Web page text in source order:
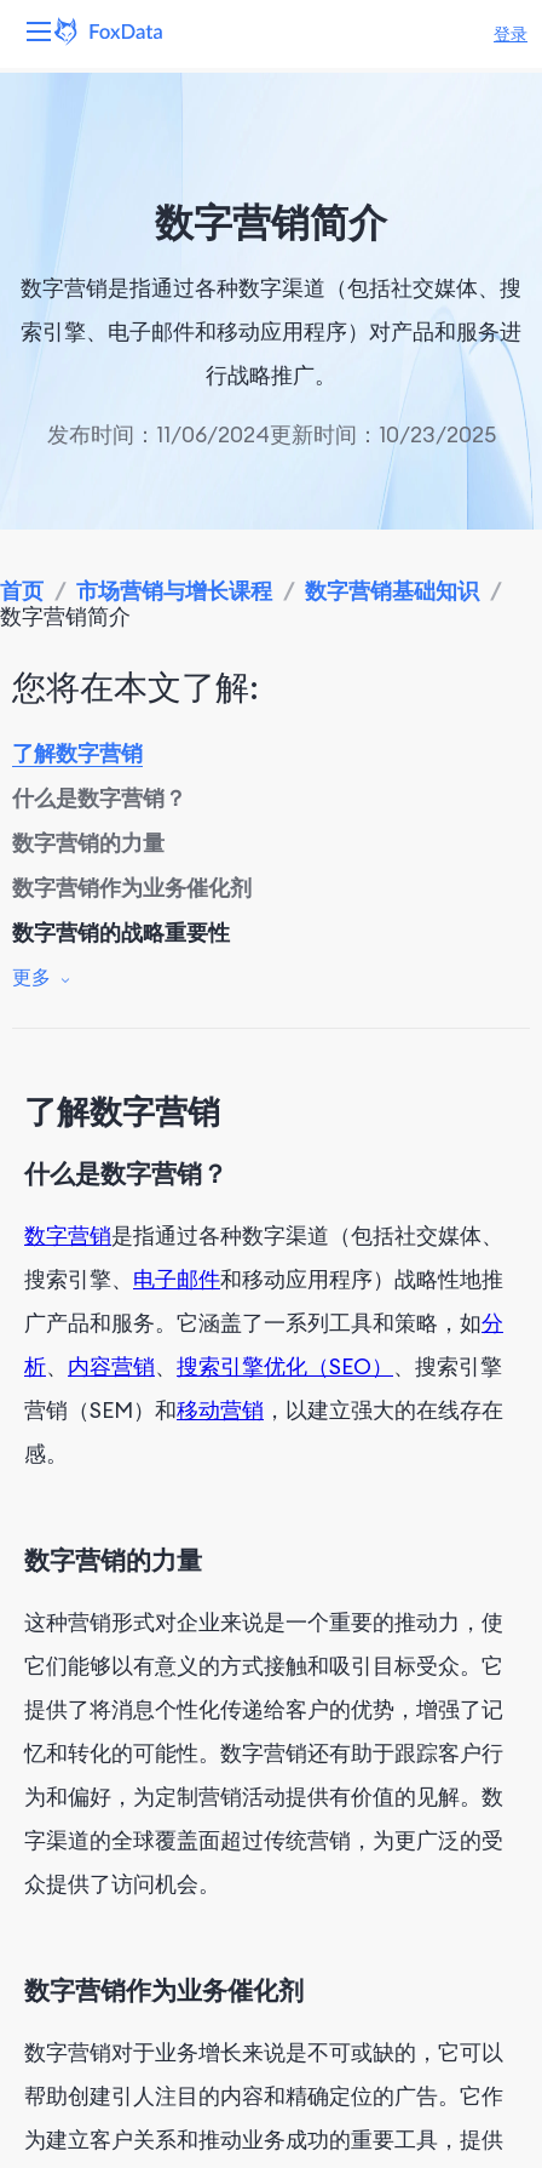
登录
解决方案
资源
数字营销简介
数字营销是指通过各种数字渠道（包括社交媒体、搜
索引擎、电子邮件和移动应用程序）对产品和服务进
行战略推广。
发布时间：11/06/2024更新时间：10/23/2025
首页 / 市场营销与增长课程 / 数字营销基础知识 /
数字营销简介
您将在本文了解:
了解数字营销
什么是数字营销？
数字营销的力量
数字营销作为业务催化剂
数字营销的战略重要性
为什么数字营销很重要
了解数字营销关键绩效指标
KPI在数字营销优化中的作用
更多
了解数字营销
什么是数字营销？
数字营销是指通过各种数字渠道（包括社交媒体、
搜索引擎、 电子邮件和移动应用程序）战略性地推
广产品和服务。它涵盖了一系列工具和策略，如分
析、 内容营销、 搜索引擎优化（SEO） 、搜索引擎
营销（SEM）和移动营销 ，以建立强大的在线存在
感。
数字营销的力量
这种营销形式对企业来说是一个重要的推动力，使
它们能够以有意义的方式接触和吸引目标受众。它
提供了将消息个性化传递给客户的优势，增强了记
忆和转化的可能性。数字营销还有助于跟踪客户行
为和偏好，为定制营销活动提供有价值的见解。数
字渠道的全球覆盖面超过传统营销，为更广泛的受
众提供了访问机会。
数字营销作为业务催化剂
数字营销对于业务增长来说是不可或缺的，它可以
帮助创建引人注目的内容和精确定位的广告。它作
为建立客户关系和推动业务成功的重要工具，提供